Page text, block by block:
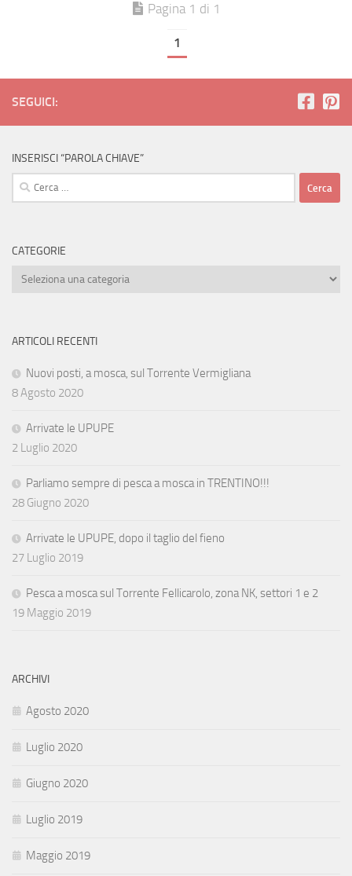
Pagina 1 di 1
1
SEGUICI:
INSERISCI “PAROLA CHIAVE”
Ricerca
per:
CATEGORIE
Categorie
ARTICOLI RECENTI
Nuovi posti, a mosca, sul Torrente Vermigliana
8 Agosto 2020
Arrivate le UPUPE
2 Luglio 2020
Parliamo sempre di pesca a mosca in TRENTINO!!!
28 Giugno 2020
Arrivate le UPUPE, dopo il taglio del fieno
27 Luglio 2019
Pesca a mosca sul Torrente Fellicarolo, zona NK, settori 1 e 2
19 Maggio 2019
ARCHIVI
Agosto 2020
Luglio 2020
Giugno 2020
Luglio 2019
Maggio 2019